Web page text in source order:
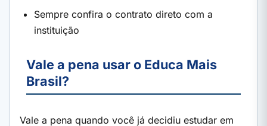
Sempre confira o contrato direto com a
instituição
Vale a pena usar o Educa Mais
Brasil?
Vale a pena quando você já decidiu estudar em